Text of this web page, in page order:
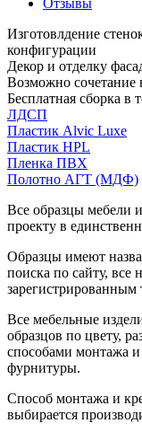
Изготовлдение
конфигурации
Декор и отделку
Возможно сочетание
Бесплатная сборка в
ЛДСП
Пластик Alvic Luxe
Пластик HPL
Пленка ПВХ
Полотно АГТ (МДФ)
Все образцы мебели
проекту в
Образцы имеют
поиска по сайту, все
Все мебельные
образцов по цвету,
способами монтажа
фурнитуры.
Способ монтажа и
выбирается